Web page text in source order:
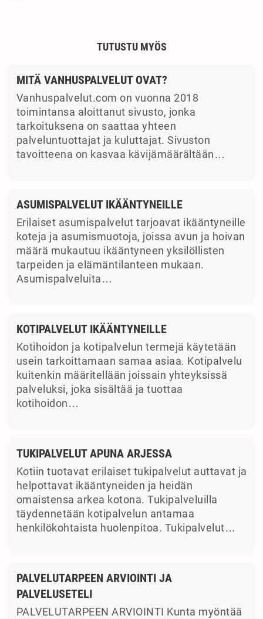
TUTUSTU MYÖS
MITÄ VANHUSPALVELUT OVAT?
Vanhuspalvelut.com on vuonna 2018
toimintansa aloittanut sivusto, jonka
tarkoituksena on saattaa yhteen
palveluntuottajat ja kuluttajat. Sivuston
tavoitteena on kasvaa kävijämäärältään…
ASUMISPALVELUT IKÄÄNTYNEILLE
Erilaiset asumispalvelut tarjoavat ikääntyneille
koteja ja asumismuotoja, joissa avun ja hoivan
määrä mukautuu ikääntyneen yksilöllisten
tarpeiden ja elämäntilanteen mukaan.
Asumispalveluita…
KOTIPALVELUT IKÄÄNTYNEILLE
Kotihoidon ja kotipalvelun termejä käytetään
usein tarkoittamaan samaa asiaa. Kotipalvelu
kuitenkin määritellään joissain yhteyksissä
palveluksi, joka sisältää ja tuottaa
kotihoidon…
TUKIPALVELUT APUNA ARJESSA
Kotiin tuotavat erilaiset tukipalvelut auttavat ja
helpottavat ikääntyneiden ja heidän
omaistensa arkea kotona. Tukipalveluilla
täydennetään kotipalvelun antamaa
henkilökohtaista huolenpitoa. Tukipalvelut…
PALVELUTARPEEN ARVIOINTI JA
PALVELUSETELI
PALVELUTARPEEN ARVIOINTI Kunta myöntää